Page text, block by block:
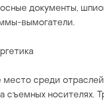
документы,
вымогатели.
место среди
съемных носителях.